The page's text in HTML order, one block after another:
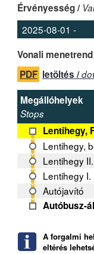
Érvényesség /
Vonali
PDF letöltés /
Megállóhelyek
Stops
Lentihegy,
Lentihegy,
Lentihegy II.
Lentihegy I.
Autójavító
Autóbusz-
A forgalmi
eltérés